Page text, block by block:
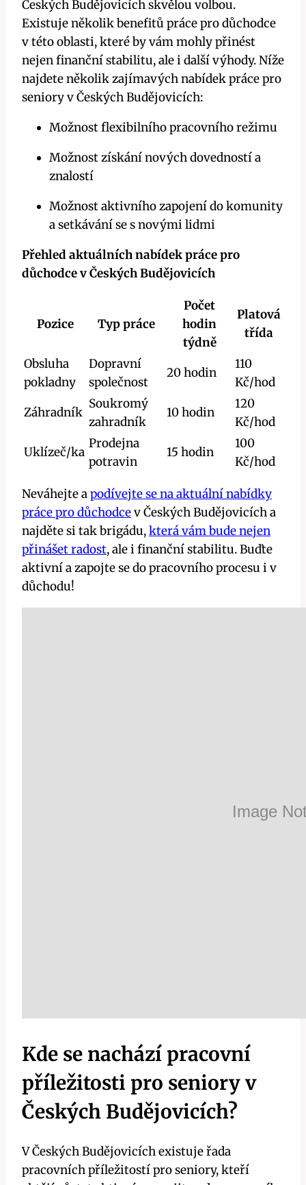
Českých Budějovicích skvělou volbou.
Existuje několik benefitů práce pro důchodce
v této oblasti, které by vám mohly přinést
nejen finanční stabilitu, ale i další výhody. Níže
najdete několik zajímavých nabídek práce pro
seniory v Českých Budějovicích:
Možnost flexibilního pracovního režimu
Možnost získání nových dovedností a
znalostí
Možnost aktivního zapojení do komunity
a setkávání se s novými lidmi
Přehled aktuálních nabídek práce pro
důchodce v Českých Budějovicích
Pozice Typ práce
Počet
hodin
týdně
Platová
třída
Obsluha
pokladny
Dopravní
společnost
20 hodin
110
Kč/hod
Záhradník
Soukromý
zahradník
10 hodin
120
Kč/hod
Uklízeč/ka
Prodejna
potravin
15 hodin
100
Kč/hod
Neváhejte apodívejte se na aktuální nabídky
práce pro důchodcev Českých Budějovicích a
najděte si tak brigádu,která vám bude nejen
přinášet radost, ale i finanční stabilitu. Buďte
aktivní a zapojte se do pracovního procesu i v
důchodu!
Kde se nachází pracovní
příležitosti pro seniory v
Českých Budějovicích?
V Českých Budějovicích existuje řada
pracovních příležitostí pro seniory, kteří